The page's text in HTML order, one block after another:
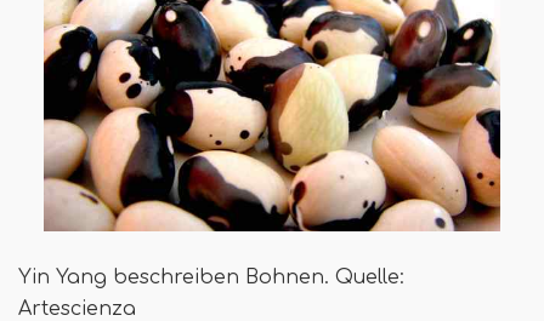
Yin Yang beschreiben Bohnen. Quelle:
Artescienza